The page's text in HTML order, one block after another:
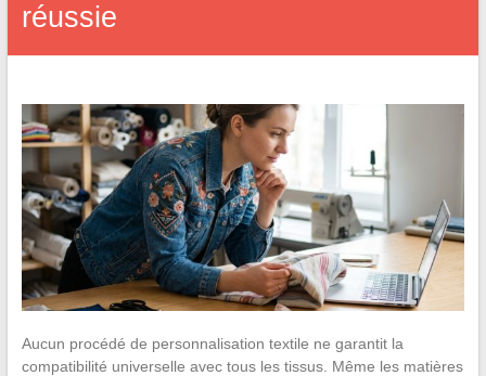
réussie
Aucun procédé de personnalisation textile ne garantit la
compatibilité universelle avec tous les tissus. Même les matières